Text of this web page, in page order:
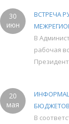
30
июн
ВСТРЕЧА
В
рабочая
20
мая
БЮДЖЕТОВ
В